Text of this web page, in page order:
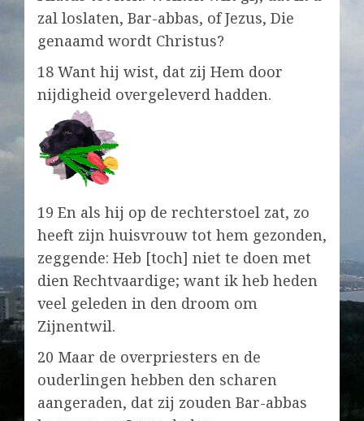
zal loslaten, Bar-abbas, of Jezus, Die
genaamd wordt Christus?
18 Want hij wist, dat zij Hem door
nijdigheid overgeleverd hadden.
19 En als hij op de rechterstoel zat, zo
heeft zijn huisvrouw tot hem gezonden,
zeggende: Heb [toch] niet te doen met
dien Rechtvaardige; want ik heb heden
veel geleden in den droom om
Zijnentwil.
20 Maar de overpriesters en de
ouderlingen hebben den scharen
aangeraden, dat zij zouden Bar-abbas